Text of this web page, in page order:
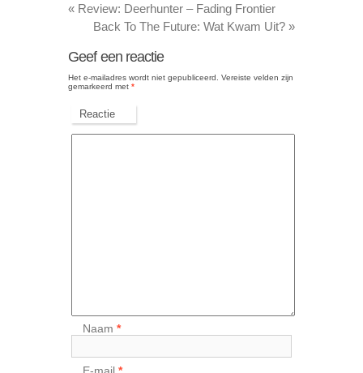
« Review: Deerhunter – Fading Frontier
Back To The Future: Wat Kwam Uit? »
Geef een reactie
Het e-mailadres wordt niet gepubliceerd.
Vereiste velden zijn
gemarkeerd met *
Reactie
Naam*